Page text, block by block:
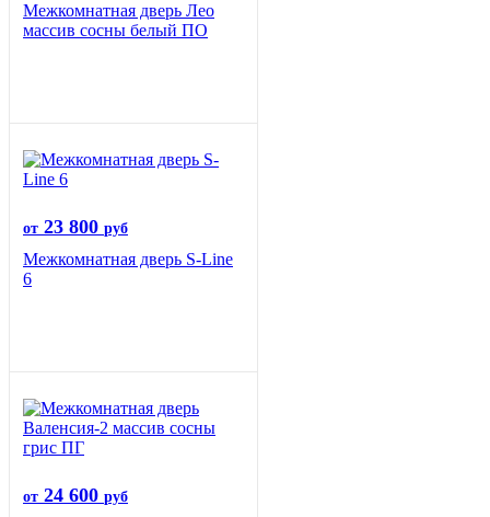
Межкомнатная дверь Лео
массив сосны белый ПО
от 23 800 руб
Межкомнатная дверь S-Line
6
от 24 600 руб